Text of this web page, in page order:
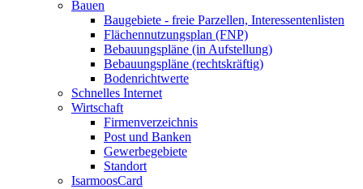
Bauen
Baugebiete - freie Parzellen, Interessentenlisten
Flächennutzungsplan (FNP)
Bebauungspläne (in Aufstellung)
Bebauungspläne (rechtskräftig)
Bodenrichtwerte
Schnelles Internet
Wirtschaft
Firmenverzeichnis
Post und Banken
Gewerbegebiete
Standort
IsarmoosCard